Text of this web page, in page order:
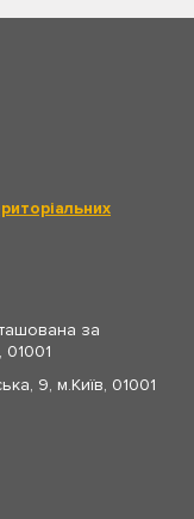
за
9, м.Київ, 01001